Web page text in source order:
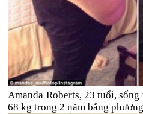
Amanda Roberts, 23 tuổi,
68 kg trong 2 năm bằng